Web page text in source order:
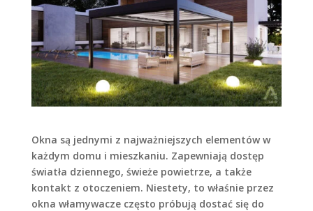
Okna są jednymi z najważniejszych elementów w
każdym domu i mieszkaniu. Zapewniają dostęp
światła dziennego, świeże powietrze, a także
kontakt z otoczeniem. Niestety, to właśnie przez
okna włamywacze często próbują dostać się do